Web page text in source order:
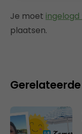
Je moet ingelogd
plaatsen.